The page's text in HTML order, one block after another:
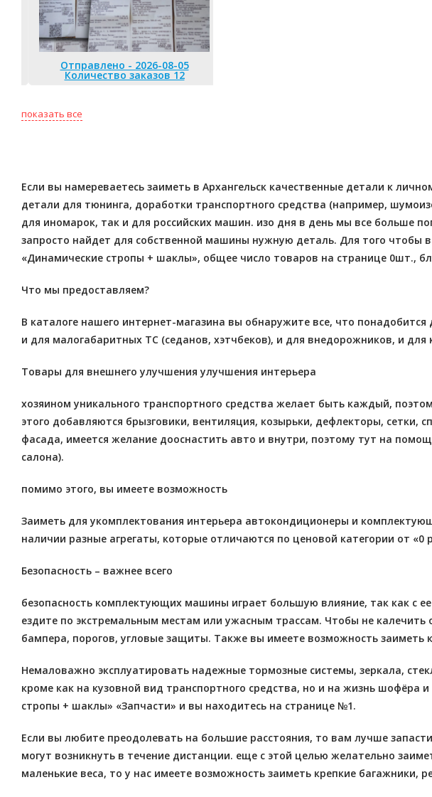
Отправлено - 2026-08-05
Количество заказов 12
показать все
Если вы намереваетесь заиметь в Архангельск качественные детали к
детали для тюнинга, доработки транспортного средства (например,
для иномарок, так и для российских машин. изо дня в день мы все больше
запросто найдет для собственной машины нужную деталь. Для того
«Динамические стропы + шаклы», общее число товаров на странице 0шт.,
Что мы предоставляем?
В каталоге нашего интернет-магазина вы обнаружите все, что
и для малогабаритных ТС (седанов, хэтчбеков), и для внедорожников, и для
Товары для внешнего улучшения улучшения интерьера
хозяином уникального транспортного средства желает быть каждый,
этого добавляются брызговики, вентиляция, козырьки, дефлекторы,
фасада, имеется желание дооснастить авто и внутри, поэтому тут на
салона).
помимо этого, вы имеете возможность
Заиметь для укомплектования интерьера автокондиционеры и
наличии разные агрегаты, которые отличаются по ценовой категории от
Безопасность – важнее всего
безопасность комплектующих машины играет большую влияние, так как с
ездите по экстремальным местам или ужасным трассам. Чтобы не
бампера, порогов, угловые защиты. Также вы имеете возможность заиметь
Немаловажно эксплуатировать надежные тормозные системы, зеркала,
кроме как на кузовной вид транспортного средства, но и на жизнь шофёра
стропы + шаклы» «Запчасти» и вы находитесь на странице №1.
Если вы любите преодолевать на большие расстояния, то вам лучше
могут возникнуть в течение дистанции. еще с этой целью желательно
маленькие веса, то у нас имеете возможность заиметь крепкие багажники,